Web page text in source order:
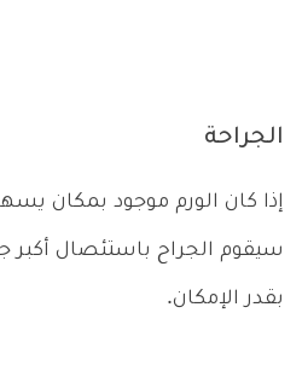
الجراحة
إذا كان الورم موجود بمكان
سيقوم الجراح باستئصال أكبر
بقدر الإمكان.